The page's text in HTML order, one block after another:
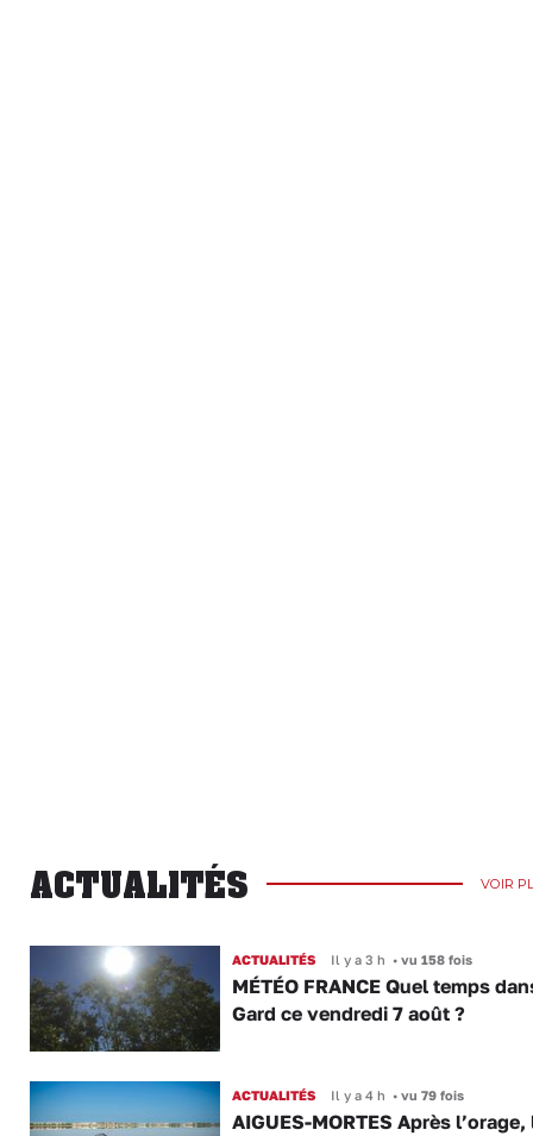
ACTUALITÉS VOIR
ACTUALITÉS Il y a 3 h •vu 158 fois
MÉTÉO FRANCE Quel temps
Gard ce vendredi 7 août ?
ACTUALITÉS Il y a 4 h •vu 79 fois
AIGUES-MORTES Après l’orage,